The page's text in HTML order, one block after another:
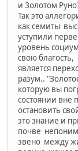
и Золотом
Так это
как семиты
уступили
уровень
свою
является
разум..
которую вы
состоянии вне
остановить
это знание и
почве
звено между